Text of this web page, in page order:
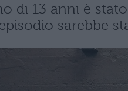
di 13 anni è
sarebbe